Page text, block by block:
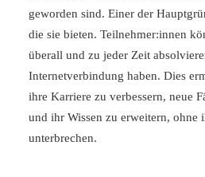
geworden sind. Einer der
die sie bieten. Teilnehmer:innen
überall und zu jeder Zeit
Internetverbindung haben. Dies
ihre Karriere zu verbessern, neue
und ihr Wissen zu erweitern, ohne
unterbrechen.